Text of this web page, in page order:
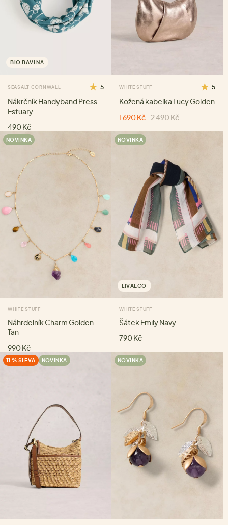
BIO BAVLNA
SEASALT CORNWALL 5
Nákrčník Handyband Press
Estuary
490 Kč
WHITE STUFF 5
Kožená kabelka Lucy Golden
1 690 Kč 2 490 Kč
NOVINKA
WHITE STUFF
Náhrdelník Charm Golden
Tan
990 Kč
NOVINKA
LIVAECO
WHITE STUFF
Šátek Emily Navy
790 Kč
11 % SLEVA NOVINKA NOVINKA